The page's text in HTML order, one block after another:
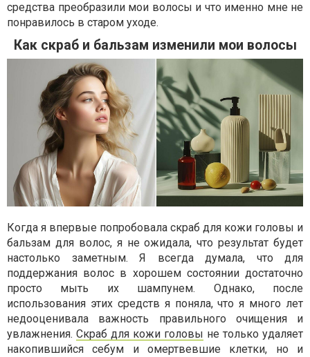
средства преобразили мои волосы и что именно мне не
понравилось в старом уходе.
Как скраб и бальзам изменили мои волосы
Когда я впервые попробовала скраб для кожи головы и
бальзам для волос, я не ожидала, что результат будет
настолько заметным. Я всегда думала, что для
поддержания волос в хорошем состоянии достаточно
просто мыть их шампунем. Однако, после
использования этих средств я поняла, что я много лет
недооценивала важность правильного очищения и
увлажнения. Скраб для кожи головы не только удаляет
накопившийся себум и омертвевшие клетки, но и